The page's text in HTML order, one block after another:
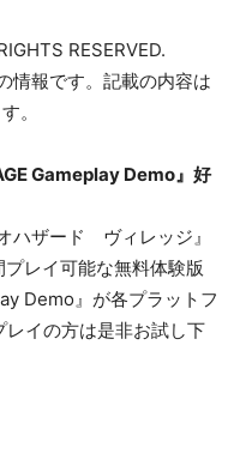
RESERVED.
情報です。記載の内容は
。
Gameplay Demo』 好
ハザード ヴィレッジ』
レイ可能な無料体験版
Demo』が各プラットフ
レイの方は是非お試し下